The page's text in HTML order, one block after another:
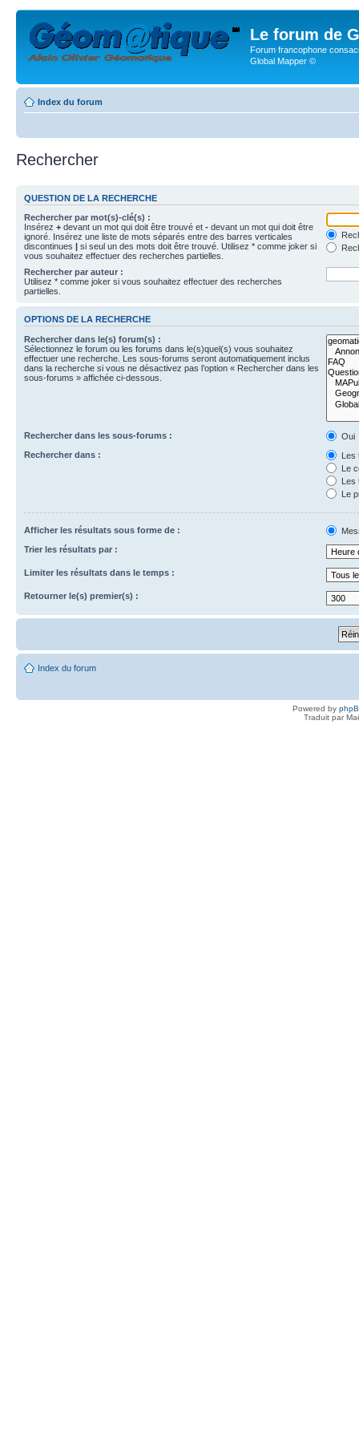
Le forum de
Forum francophone
Global Mapper ©
Index du forum
Rechercher
QUESTION DE LA RECHERCHE
Rechercher par mot(s)-clé(s) :
Insérez + devant un mot qui doit être trouvé et - devant un mot qui doit être
ignoré. Insérez une liste de mots séparés entre des barres verticales
discontinues | si seul un des mots doit être trouvé. Utilisez * comme joker si
vous souhaitez effectuer des recherches partielles.
Rechercher par auteur :
Utilisez * comme joker si vous souhaitez effectuer des recherches
partielles.
OPTIONS DE LA RECHERCHE
Rechercher dans le(s) forum(s) :
Sélectionnez le forum ou les forums dans le(s)quel(s) vous souhaitez
effectuer une recherche. Les sous-forums seront automatiquement inclus
dans la recherche si vous ne désactivez pas l’option « Rechercher dans les
sous-forums » affichée ci-dessous.
Rechercher dans les sous-forums :
Oui
Rechercher dans :
Les
Le
Les
Le
Afficher les résultats sous forme de :
Trier les résultats par :
Limiter les résultats dans le temps :
Retourner le(s) premier(s) :
Index du forum
Powered by
Traduit par